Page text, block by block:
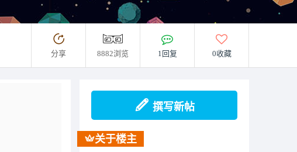
分享 8882浏览 1回复 0收藏
撰写新帖
关于楼主